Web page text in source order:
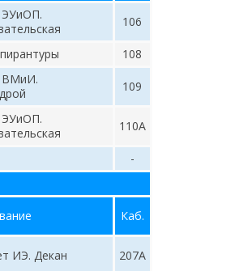
106
108
ВМиИ.
109
110А
-
Каб.
ИЭ. Декан 207А